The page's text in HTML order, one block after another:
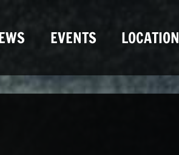
EVENTS LOCATION